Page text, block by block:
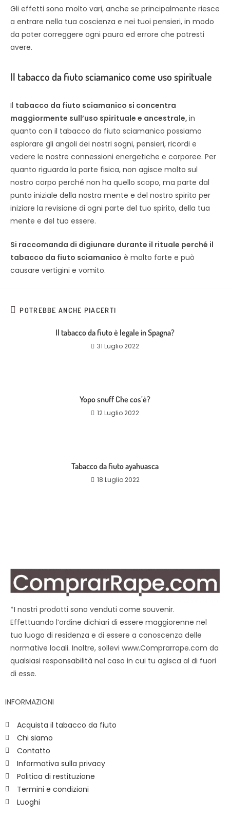
Gli effetti sono molto vari, anche se principalmente riesce
a entrare nella tua coscienza e nei tuoi pensieri, in modo
da poter correggere ogni paura ed errore che potresti
avere.
Il tabacco da fiuto sciamanico come uso spirituale
Il tabacco da fiuto sciamanico si concentra
maggiormente sull’uso spirituale e ancestrale, in
quanto con il tabacco da fiuto sciamanico possiamo
esplorare gli angoli dei nostri sogni, pensieri, ricordi e
vedere le nostre connessioni energetiche e corporee. Per
quanto riguarda la parte fisica, non agisce molto sul
nostro corpo perché non ha quello scopo, ma parte dal
punto iniziale della nostra mente e del nostro spirito per
iniziare la revisione di ogni parte del tuo spirito, della tua
mente e del tuo essere.
Si raccomanda di digiunare durante il rituale perché il
tabacco da fiuto sciamanico è molto forte e può
causare vertigini e vomito.
POTREBBE ANCHE PIACERTI
Il tabacco da fiuto è legale in Spagna?
31 Luglio 2022
Yopo snuff Che cos’è?
12 Luglio 2022
Tabacco da fiuto ayahuasca
18 Luglio 2022
*I nostri prodotti sono venduti come souvenir.
Effettuando l’ordine dichiari di essere maggiorenne nel
tuo luogo di residenza e di essere a conoscenza delle
normative locali. Inoltre, sollevi www.Comprarrape.com da
qualsiasi responsabilità nel caso in cui tu agisca al di fuori
di esse.
INFORMAZIONI
Acquista il tabacco da fiuto
Chi siamo
Contatto
Informativa sulla privacy
Politica di restituzione
Termini e condizioni
Luoghi